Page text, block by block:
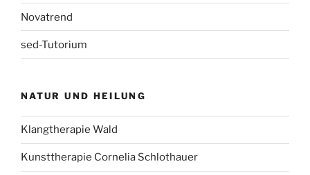
Novatrend
sed-Tutorium
NATUR UND HEILUNG
Klangtherapie Wald
Kunsttherapie Cornelia Schlothauer